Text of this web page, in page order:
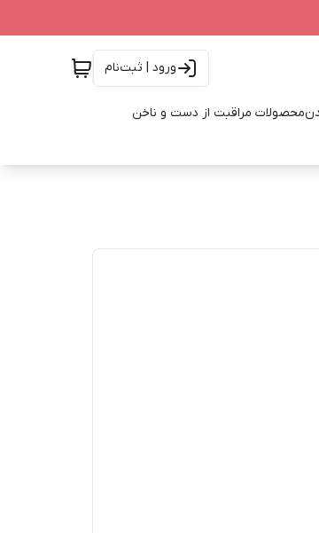
ورود | ثبت‌نام
محصولات مراقبت از دست و ناخن